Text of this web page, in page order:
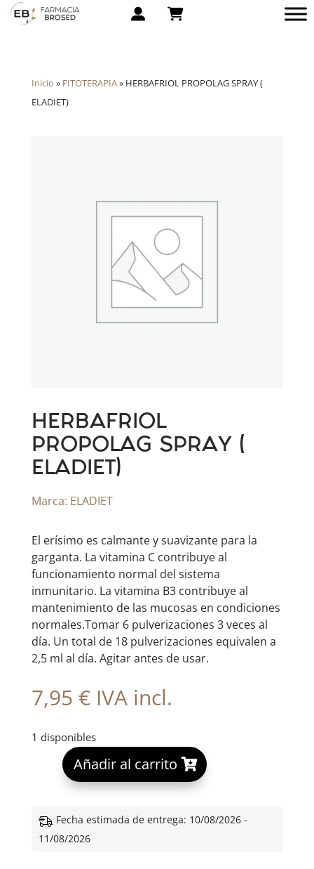
Inicio » FITOTERAPIA» HERBAFRIOL PROPOLAG SPRAY (
ELADIET)
HERBAFRIOL
PROPOLAG SPRAY (
ELADIET)
Marca: ELADIET
El erísimo es calmante y suavizante para la
garganta. La vitamina C contribuye al
funcionamiento normal del sistema
inmunitario. La vitamina B3 contribuye al
mantenimiento de las mucosas en condiciones
normales.Tomar 6 pulverizaciones 3 veces al
día. Un total de 18 pulverizaciones equivalen a
2,5 ml al día. Agitar antes de usar.
7,95 € IVA incl.
1 disponibles
Añadir al carrito
A
e
Fecha estimada de entrega: 10/08/2026 -
11/08/2026